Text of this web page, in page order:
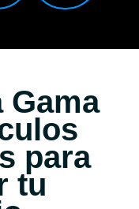
Gama
para
tu